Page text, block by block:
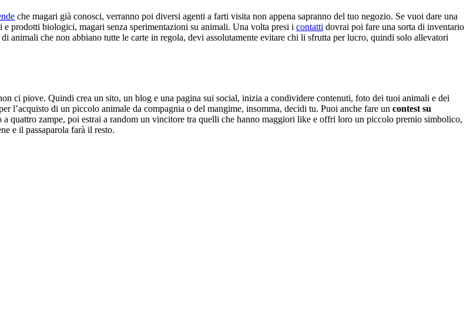
che magari già conosci, verranno poi diversi agenti a farti visita non appena sapranno del tuo negozio. Se vuoi dare una
prodotti biologici, magari senza sperimentazioni su animali. Una volta presi i contatti dovrai poi fare una sorta di inventario
animali che non abbiano tutte le carte in regola, devi assolutamente evitare chi li sfrutta per lucro, quindi solo allevatori
ci piove. Quindi crea un sito, un blog e una pagina sui social, inizia a condividere contenuti, foto dei tuoi animali e dei
l’acquisto di un piccolo animale da compagnia o del mangime, insomma, decidi tu. Puoi anche fare un contest su
quattro zampe, poi estrai a random un vincitore tra quelli che hanno maggiori like e offri loro un piccolo premio simbolico,
e il passaparola farà il resto.